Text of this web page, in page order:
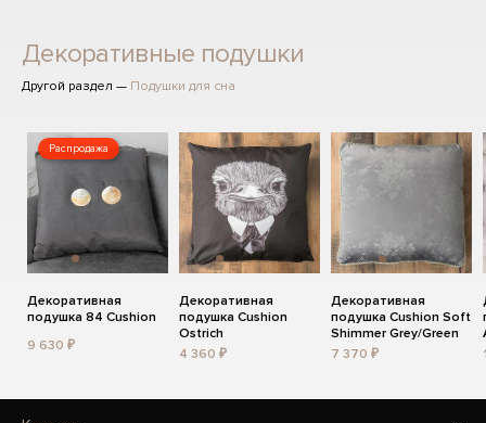
Декоративные подушки
Другой раздел — Подушки для сна
Распродажа
Декоративная
подушка 84 Cushion
9 630 ₽
Декоративная
подушка Cushion
Ostrich
4 360 ₽
Декоративная
подушка Cushion Soft
Shimmer Grey/Green
7 370 ₽